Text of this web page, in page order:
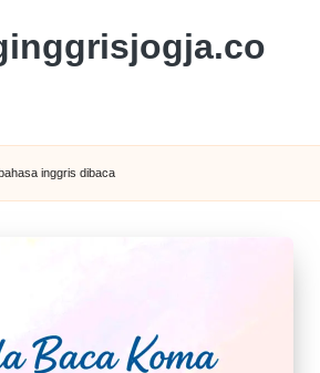
inggris dibaca